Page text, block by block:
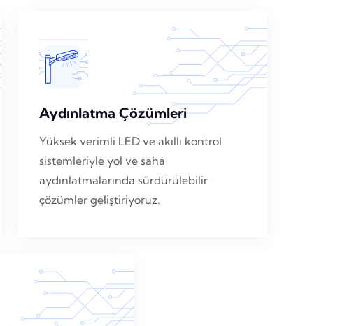
Aydınlatma Çözümleri
Yüksek verimli LED ve akıllı kontrol
sistemleriyle yol ve saha
aydınlatmalarında sürdürülebilir
çözümler geliştiriyoruz.